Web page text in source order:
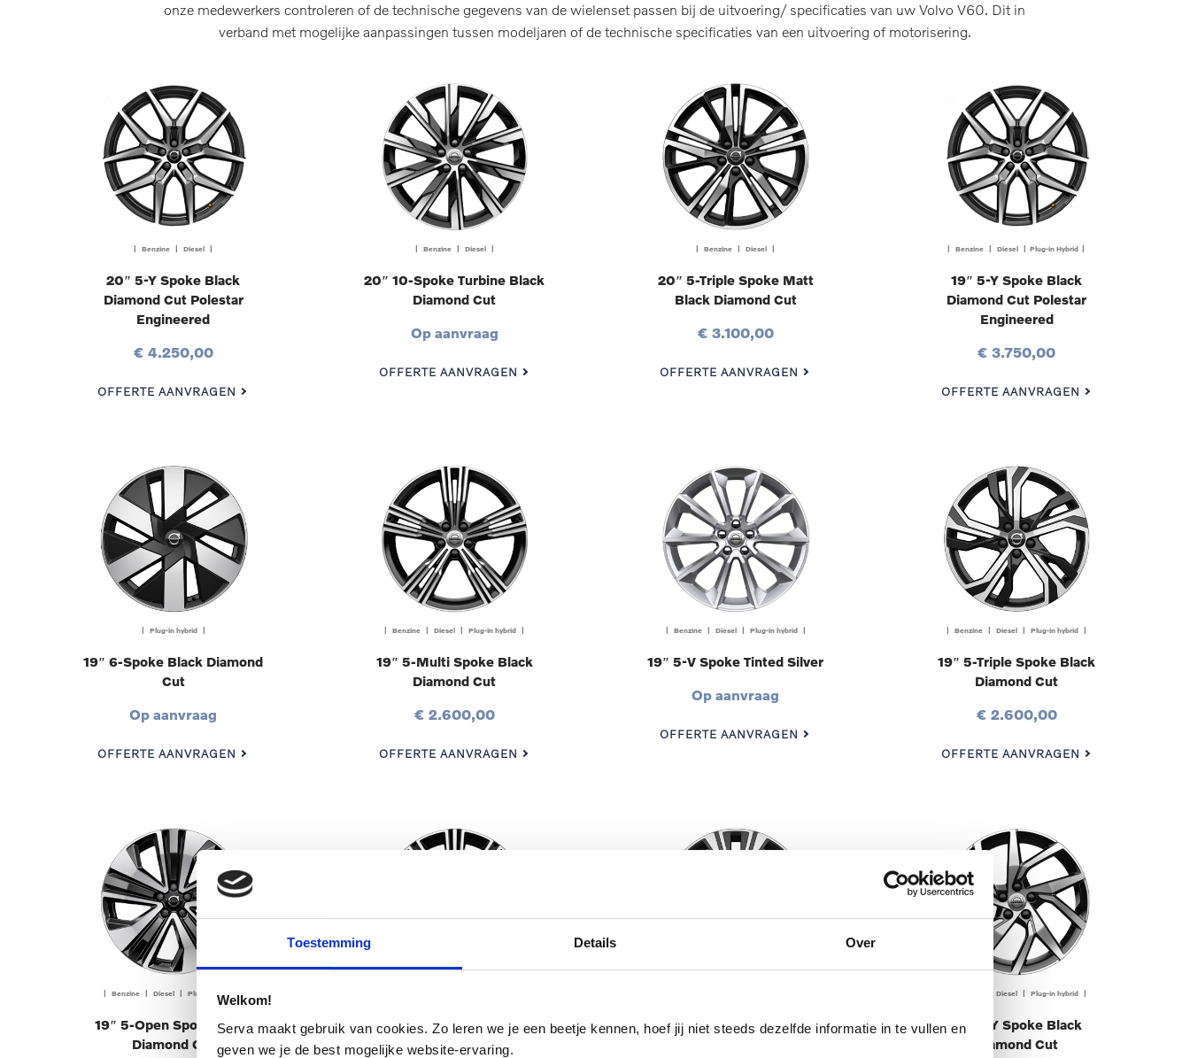
Toestemming Details Over
Welkom!
Serva maakt gebruik van cookies. Zo leren we je een beetje kennen, hoef jij niet steeds dezelfde informatie in te vullen en
geven we je de best mogelijke website-ervaring.
onze medewerkers controleren of de technische gegevens van de wielenset passen bij de uitvoering/ specificaties van uw Volvo V60. Dit in
verband met mogelijke aanpassingen tussen modeljaren of de technische specificaties van een uitvoering of motorisering.
| Benzine | Diesel |
20″ 5-Y Spoke Black
Diamond Cut Polestar
Engineered
€ 4.250,00
OFFERTE AANVRAGEN
| Benzine | Diesel |
20″ 10-Spoke Turbine Black
Diamond Cut
Op aanvraag
OFFERTE AANVRAGEN
| Benzine | Diesel |
20″ 5-Triple Spoke Matt
Black Diamond Cut
€ 3.100,00
OFFERTE AANVRAGEN
| Benzine | Diesel | Plug-in Hybrid |
19″ 5-Y Spoke Black
Diamond Cut Polestar
Engineered
€ 3.750,00
OFFERTE AANVRAGEN
| Plug-in hybrid |
19″ 6-Spoke Black Diamond
Cut
Op aanvraag
OFFERTE AANVRAGEN
| Benzine | Diesel | Plug-in hybrid |
19″ 5-Multi Spoke Black
Diamond Cut
€ 2.600,00
OFFERTE AANVRAGEN
| Benzine | Diesel | Plug-in hybrid |
19″ 5-V Spoke Tinted Silver
Op aanvraag
OFFERTE AANVRAGEN
| Benzine | Diesel | Plug-in hybrid |
19″ 5-Triple Spoke Black
Diamond Cut
€ 2.600,00
OFFERTE AANVRAGEN
| Benzine | Diesel | Plug-in hybrid |
19″ 5-Open Spoke Black
Diamond Cut
18″ 10-Multi Spoke Black
Diamond Cut
18″ 5-Multi Spoke Black
| Benzine | Diesel | Plug-in hybrid |
18″ 5-Y Spoke Black
Diamond Cut